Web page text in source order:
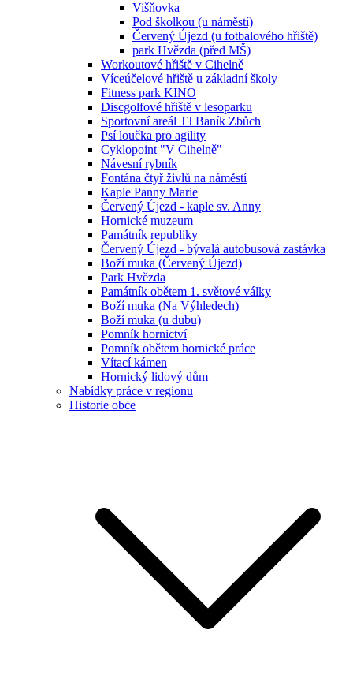
Višňovka
Pod školkou (u náměstí)
Červený Újezd (u fotbalového hřiště)
park Hvězda (před MŠ)
Workoutové hřiště v Cihelně
Víceúčelové hřiště u základní školy
Fitness park KINO
Discgolfové hřiště v lesoparku
Sportovní areál TJ Baník Zbůch
Psí loučka pro agility
Cyklopoint "V Cihelně"
Návesní rybník
Fontána čtyř živlů na náměstí
Kaple Panny Marie
Červený Újezd - kaple sv. Anny
Hornické muzeum
Památník republiky
Červený Újezd - bývalá autobusová zastávka
Boží muka (Červený Újezd)
Park Hvězda
Památník obětem 1. světové války
Boží muka (Na Výhledech)
Boží muka (u dubu)
Pomník hornictví
Pomník obětem hornické práce
Vítací kámen
Hornický lidový dům
Nabídky práce v regionu
Historie obce